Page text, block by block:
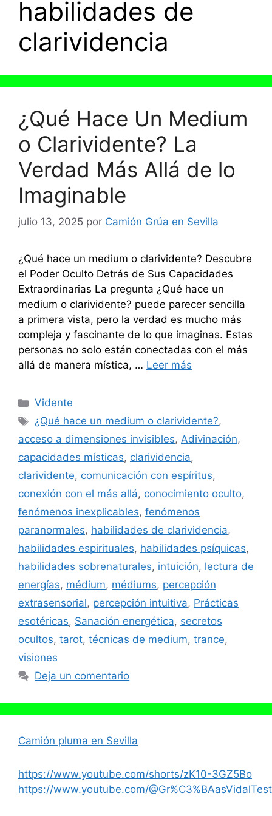
habilidades de
clarividencia
¿Qué Hace Un Medium
o Clarividente? La
Verdad Más Allá de lo
Imaginable
julio 13, 2025 por Camión Grúa en Sevilla
¿Qué hace un medium o clarividente? Descubre
el Poder Oculto Detrás de Sus Capacidades
Extraordinarias La pregunta ¿Qué hace un
medium o clarividente? puede parecer sencilla
a primera vista, pero la verdad es mucho más
compleja y fascinante de lo que imaginas. Estas
personas no solo están conectadas con el más
allá de manera mística, … Leer más
Categorías
Vidente
Etiquetas
¿Qué hace un medium o clarividente?,
acceso a dimensiones invisibles, Adivinación,
capacidades místicas, clarividencia,
clarividente, comunicación con espíritus,
conexión con el más allá, conocimiento oculto,
fenómenos inexplicables, fenómenos
paranormales, habilidades de clarividencia,
habilidades espirituales, habilidades psíquicas,
habilidades sobrenaturales, intuición, lectura de
energías, médium, médiums, percepción
extrasensorial, percepción intuitiva, Prácticas
esotéricas, Sanación energética, secretos
ocultos, tarot, técnicas de medium, trance,
visiones
Deja un comentario
Camión pluma en Sevilla
https://www.youtube.com/shorts/zK10-3GZ5Bo
https://www.youtube.com/